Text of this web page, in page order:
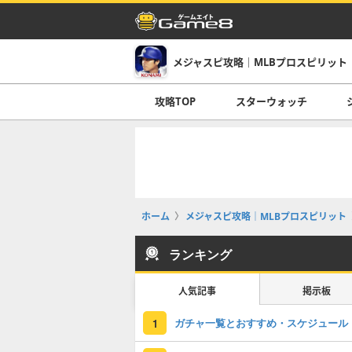
メジャスピ攻略｜MLBプロスピリット
攻略TOP スターウォッチ
ホーム メジャスピ攻略｜MLBプロスピリット
ランキング
人気記事 掲示板
1 ガチャ一覧とおすすめ・スケジュール